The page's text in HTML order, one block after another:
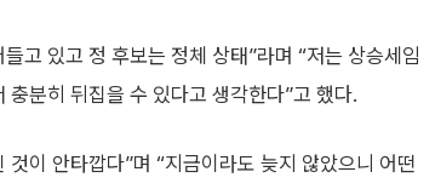
고 있고 정 후보는 정체 상태”라며 “저는 상승세임
분히 뒤집을 수 있다고 생각한다”고 했다.
이 안타깝다”며 “지금이라도 늦지 않았으니 어떤